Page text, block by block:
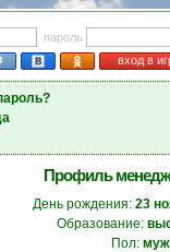
пароль
вход в
Профиль
День рождения: 23
Образование:
Пол: